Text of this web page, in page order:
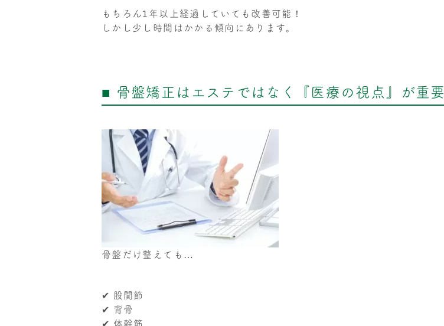
もちろん1年以上経過していても改善可能！
しかし少し時間はかかる傾向にあります。
■ 骨盤矯正はエステではなく『医療の視点』が重要
骨盤だけ整えても…
✔ 股関節
✔ 背骨
✔ 体幹筋